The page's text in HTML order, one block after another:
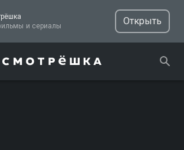
ТВ, фильмы и сериалы
Открыть